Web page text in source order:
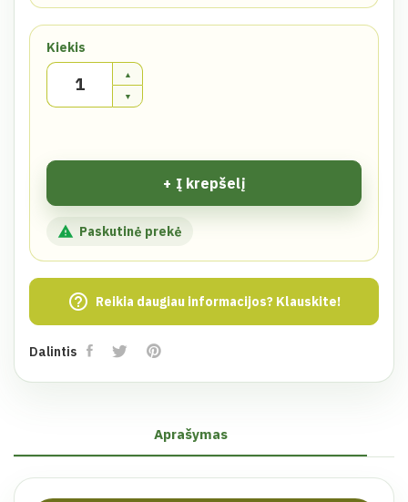
Kiekis
Į krepšelį
 Paskutinė prekė
help_outline Reikia daugiau informacijos? Klauskite!
Dalintis
Aprašymas